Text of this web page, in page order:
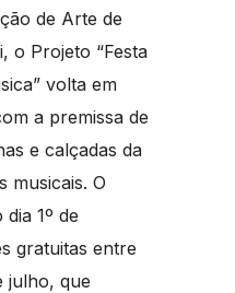
de Arte de
o Projeto “Festa
volta em
a premissa de
e calçadas da
musicais. O
1º de
gratuitas entre
julho, que